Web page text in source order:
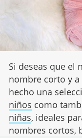
Si deseas que el
nombre corto y
hecho una
niños como
niñas, ideales
nombres cortos,